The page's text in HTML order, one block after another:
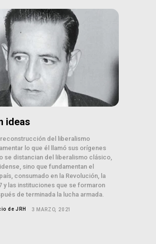
ideas
reconstrucción del liberalismo
lo que él llamó sus orígenes
se distancian del liberalismo clásico,
sino que fundamentan el
consumado en la Revolución, la
y las instituciones que se formaron
de terminada la lucha armada.
de JRH 3 MARZO, 2021